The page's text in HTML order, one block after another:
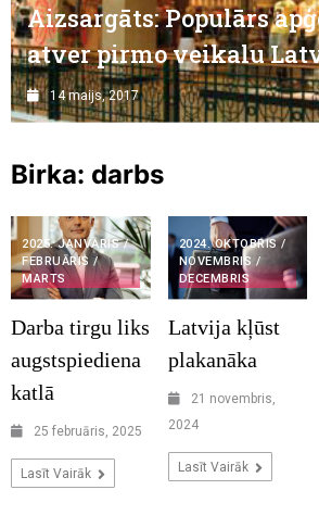
Aizsargāts: Populārs
atver pirmo veikalu
14 maijs, 2017
Birka: darbs
2025. JANVĀRIS /
FEBRUĀRIS /
MARTS
Darba tirgu liks
augstspiediena
katlā
25 februāris, 2025
Lasīt Vairāk
2024. OKTOBRIS /
NOVEMBRIS /
DECEMBRIS
Latvija kļūst
plakanāka
21 novembris,
2024
Lasīt Vairāk